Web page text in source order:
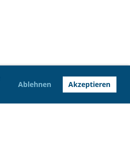
Ablehnen Akzeptieren